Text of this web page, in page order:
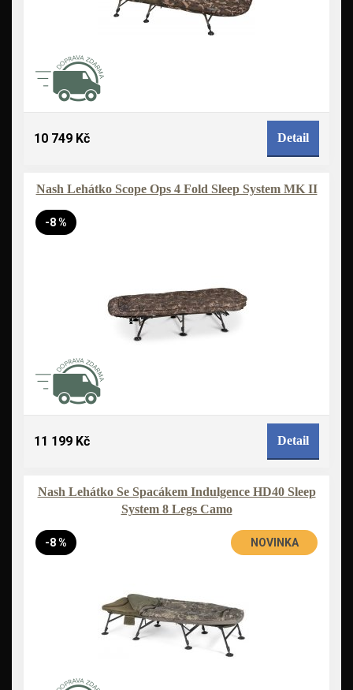
10 749 Kč Detail
Nash Lehátko Scope Ops 4 Fold Sleep System MK II
-8 %
11 199 Kč Detail
Nash Lehátko Se Spacákem Indulgence HD40 Sleep
System 8 Legs Camo
-8 % NOVINKA